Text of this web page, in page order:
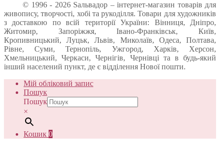
© 1996 - 2026 Sальвадор – інтернет-магазин товарів для
живопису, творчості, хобі та рукоділля. Товари для художників
з доставкою по всій території України: Вінниця, Дніпро,
Житомир, Запоріжжя, Івано-Франківськ, Київ,
Кропивницький, Луцьк, Львів, Миколаїв, Одеса, Полтава,
Рівне, Суми, Тернопіль, Ужгород, Харків, Херсон,
Хмельницький, Черкаси, Чернігів, Чернівці та в будь-який
інший населений пункт, де є відділення Нової пошти.
Мій обліковий запис
Пошук
Пошук
×
Кошик 0